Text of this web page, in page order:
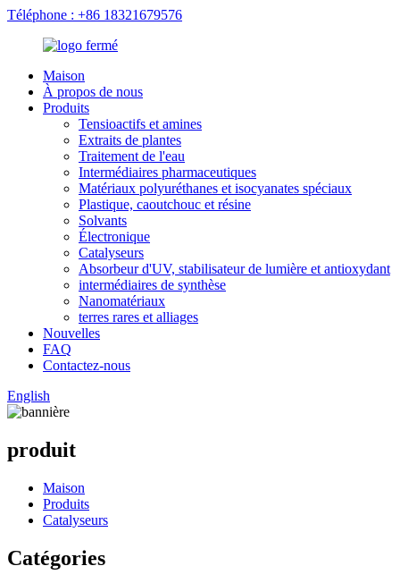
Téléphone : +86 18321679576
Maison
À propos de nous
Produits
Tensioactifs et amines
Extraits de plantes
Traitement de l'eau
Intermédiaires pharmaceutiques
Matériaux polyuréthanes et isocyanates spéciaux
Plastique, caoutchouc et résine
Solvants
Électronique
Catalyseurs
Absorbeur d'UV, stabilisateur de lumière et antioxydant
intermédiaires de synthèse
Nanomatériaux
terres rares et alliages
Nouvelles
FAQ
Contactez-nous
English
produit
Maison
Produits
Catalyseurs
Catégories